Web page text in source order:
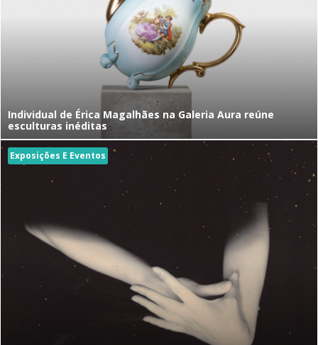
Individual de Érica Magalhães na Galeria Aura reúne
esculturas inéditas
Exposições E Eventos